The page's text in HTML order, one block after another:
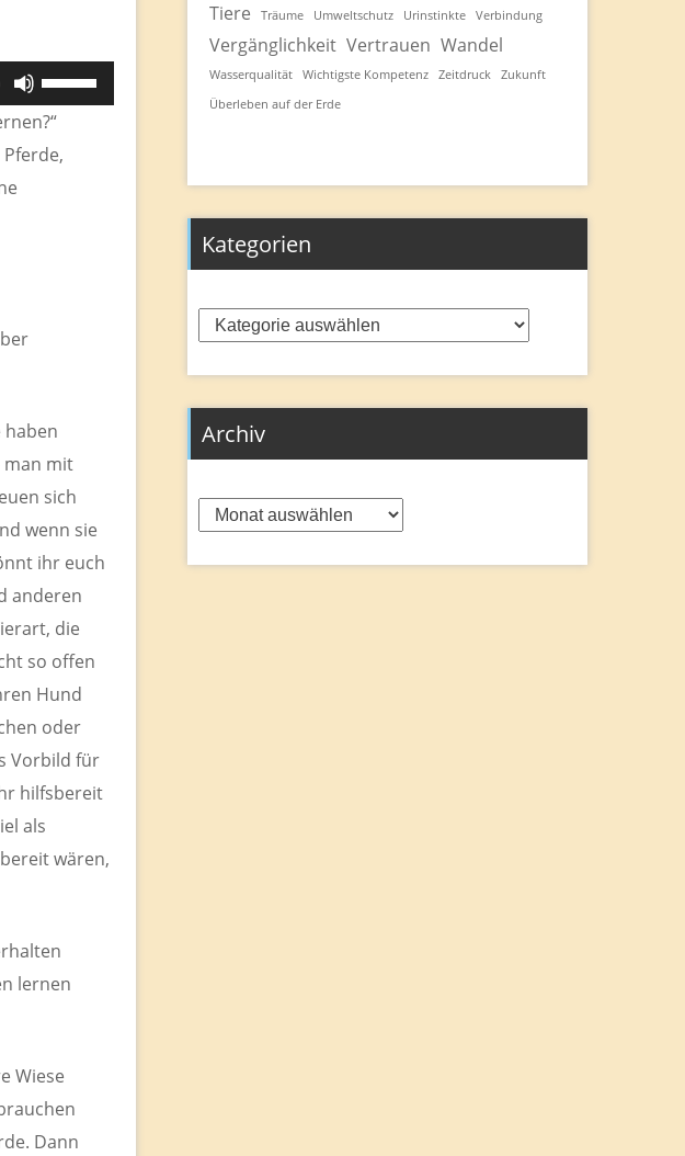
Pfeiltasten
Hoch/Runter
benutzen,
haben
man mit
sich
wenn sie
ihr euch
anderen
die
so offen
Hund
oder
Vorbild für
hilfsbereit
als
wären,
lernen
Wiese
Dann
Tiere Träume Umweltschutz Urinstinkte Verbindung
Vergänglichkeit Vertrauen Wandel
Wasserqualität Wichtigste Kompetenz Zeitdruck
Zukunft
Überleben auf der Erde
Kategorien
Kategorien
Archiv
Archiv